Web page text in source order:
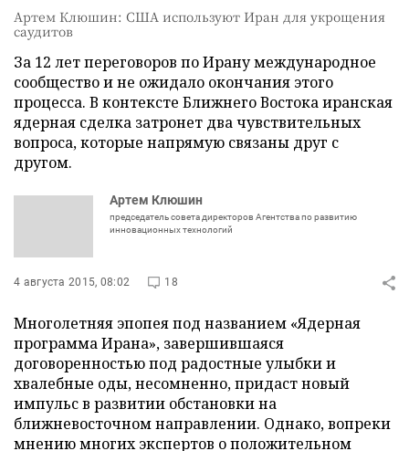
Артем Клюшин: США используют Иран для укрощения
саудитов
За 12 лет переговоров по Ирану международное
сообщество и не ожидало окончания этого
процесса. В контексте Ближнего Востока иранская
ядерная сделка затронет два чувствительных
вопроса, которые напрямую связаны друг с
другом.
Артем Клюшин
председатель совета директоров Агентства по развитию
инновационных технологий
4 августа 2015, 08:02 18
Многолетняя эпопея под названием «Ядерная
программа Ирана», завершившаяся
договоренностью под радостные улыбки и
хвалебные оды, несомненно, придаст новый
импульс в развитии обстановки на
ближневосточном направлении. Однако, вопреки
мнению многих экспертов о положительном